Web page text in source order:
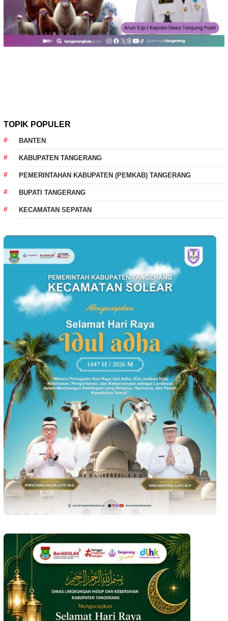
TOPIK POPULER
BANTEN
KABUPATEN TANGERANG
PEMERINTAHAN KABUPATEN (PEMKAB) TANGERANG
BUPATI TANGERANG
KECAMATAN SEPATAN